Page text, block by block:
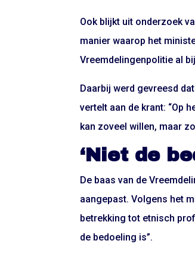
Ook blijkt uit onderzoek
manier waarop het
Vreemdelingenpolitie al
Daarbij werd gevreesd
vertelt aan de krant: “Op
kan zoveel willen, maar
‘Niet de
De baas van de
aangepast. Volgens het
betrekking tot etnisch
de bedoeling is”.